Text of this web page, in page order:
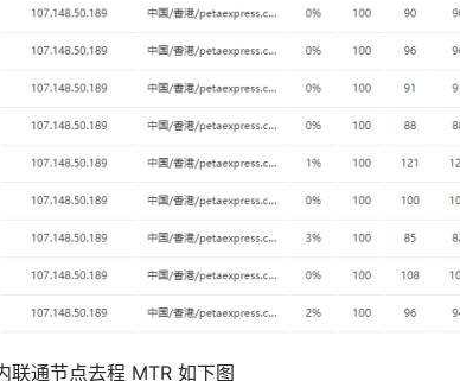
联通节点去程 MTR 如下图